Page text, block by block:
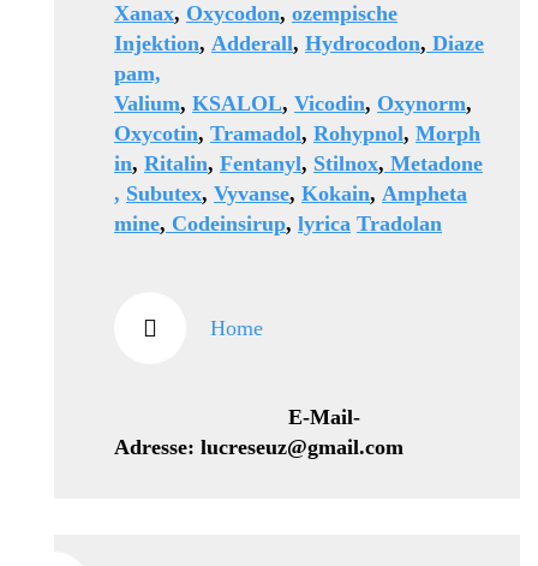
Xanax, Oxycodon, ozempische
Injektion, Adderall, Hydrocodon, Diaze
pam,
Valium, KSALOL, Vicodin, Oxynorm,
Oxycotin, Tramadol, Rohypnol, Morph
in, Ritalin, Fentanyl, Stilnox, Metadone
, Subutex, Vyvanse, Kokain, Ampheta
mine, Codeinsirup, lyrica Tradolan
Home
E-Mail-
Adresse: lucreseuz@gmail.com